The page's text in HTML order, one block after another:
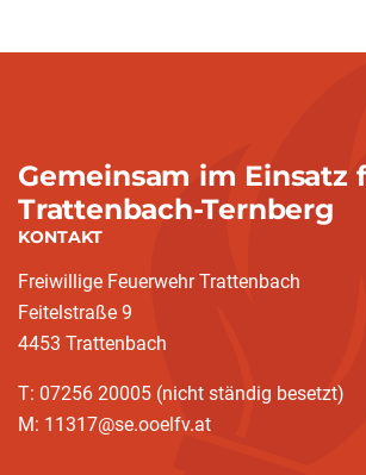
Gemeinsam im Einsatz
Trattenbach-Ternberg
KONTAKT
Freiwillige Feuerwehr Trattenbach
Feitelstraße 9
4453 Trattenbach
T: 07256 20005 (nicht ständig besetzt)
M: 11317@se.ooelfv.at